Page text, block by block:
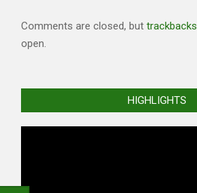
Comments are closed, but trackbacks
open.
HIGHLIGHTS